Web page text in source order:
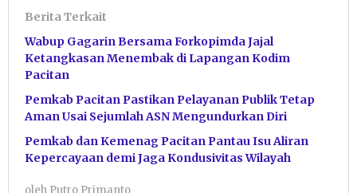
Berita Terkait
Wabup Gagarin Bersama Forkopimda Jajal
Ketangkasan Menembak di Lapangan Kodim
Pacitan
Pemkab Pacitan Pastikan Pelayanan Publik Tetap
Aman Usai Sejumlah ASN Mengundurkan Diri
Pemkab dan Kemenag Pacitan Pantau Isu Aliran
Kepercayaan demi Jaga Kondusivitas Wilayah
oleh Putro Primanto